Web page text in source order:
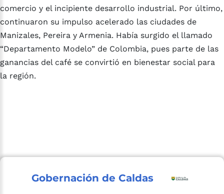
comercio y el incipiente desarrollo industrial. Por último,
continuaron su impulso acelerado las ciudades de
Manizales, Pereira y Armenia. Había surgido el llamado
“Departamento Modelo” de Colombia, pues parte de las
ganancias del café se convirtió en bienestar social para
la región.
Gobernación de Caldas